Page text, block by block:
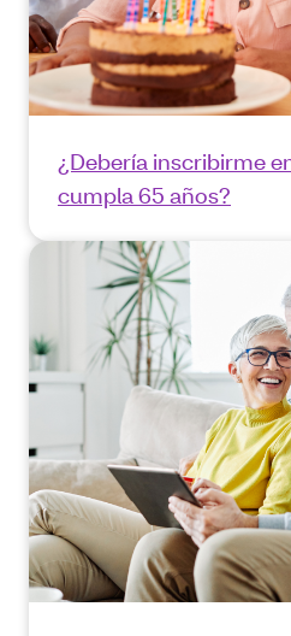
¿Debería inscribirme
cumpla 65 años?